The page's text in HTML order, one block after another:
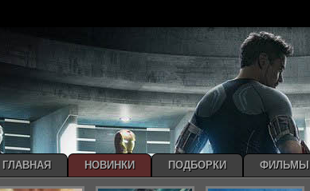
ГЛАВНАЯ НОВИНКИ ПОДБОРКИ ФИЛЬМЫ